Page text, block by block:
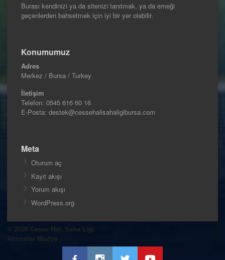
Burası kendinizi ya da sitenizi tanıtmak, ya da emeği
geçenlerden bahsetmek için iyi bir yer olabilir.
Konumumuz
Adres
Merkez / Bursa / Turkey
İletişim
Telefon: 0545 616 60 16
E-Posta: destek@cessehalisahaligibursa.com
Meta
Oturum aç
Kayıt akışı
Yorum akışı
WordPress.org
© 2026 Cesse Halı Saha Ligi
Atmosfer Medya